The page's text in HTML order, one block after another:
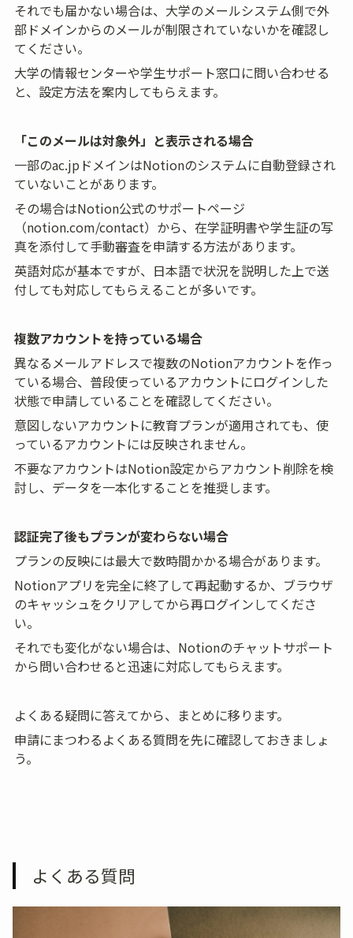
それでも届かない場合は、大学のメールシステム側で外
部ドメインからのメールが制限されていないかを確認し
てください。
大学の情報センターや学生サポート窓口に問い合わせる
と、設定方法を案内してもらえます。
「このメールは対象外」と表示される場合
一部のac.jpドメインはNotionのシステムに自動登録され
ていないことがあります。
その場合はNotion公式のサポートページ
（notion.com/contact）から、在学証明書や学生証の写
真を添付して手動審査を申請する方法があります。
英語対応が基本ですが、日本語で状況を説明した上で送
付しても対応してもらえることが多いです。
複数アカウントを持っている場合
異なるメールアドレスで複数のNotionアカウントを作っ
ている場合、普段使っているアカウントにログインした
状態で申請していることを確認してください。
意図しないアカウントに教育プランが適用されても、使
っているアカウントには反映されません。
不要なアカウントはNotion設定からアカウント削除を検
討し、データを一本化することを推奨します。
認証完了後もプランが変わらない場合
プランの反映には最大で数時間かかる場合があります。
Notionアプリを完全に終了して再起動するか、ブラウザ
のキャッシュをクリアしてから再ログインしてくださ
い。
それでも変化がない場合は、Notionのチャットサポート
から問い合わせると迅速に対応してもらえます。
よくある疑問に答えてから、まとめに移ります。
申請にまつわるよくある質問を先に確認しておきましょ
う。
よくある質問